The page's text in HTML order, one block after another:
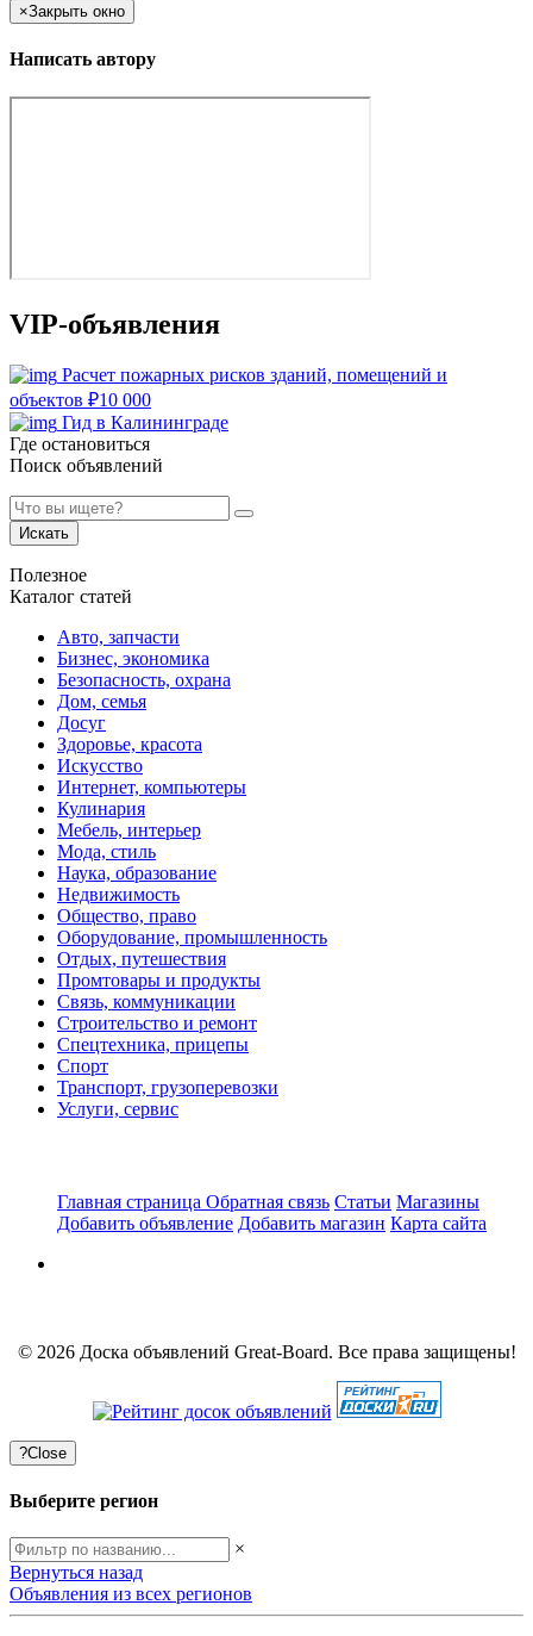
×Закрыть окно
Написать автору
VIP-объявления
Расчет пожарных рисков зданий, помещений и
объектов ₽10 000
Гид в Калининграде
Где остановиться
Поиск объявлений
Искать
Полезное
Каталог статей
Авто, запчасти
Бизнес, экономика
Безопасность, охрана
Дом, семья
Досуг
Здоровье, красота
Искусство
Интернет, компьютеры
Кулинария
Мебель, интерьер
Мода, стиль
Наука, образование
Недвижимость
Общество, право
Оборудование, промышленность
Отдых, путешествия
Промтовары и продукты
Связь, коммуникации
Строительство и ремонт
Спецтехника, прицепы
Спорт
Транспорт, грузоперевозки
Услуги, сервис
Главная страница Обратная связь Статьи Магазины
Добавить объявление Добавить магазин Карта сайта
© 2026 Доска объявлений Great-Board. Все права защищены!
?Close
Выберите регион
×
Вернуться назад
Объявления из всех регионов